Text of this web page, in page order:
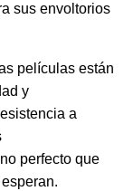
sus envoltorios
películas están
y
a
perfecto que